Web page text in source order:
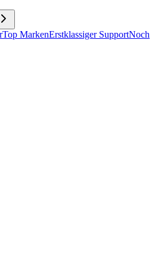
Top MarkenErstklassiger SupportNoch